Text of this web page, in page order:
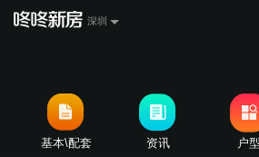
深圳
基本\配套 资讯 户型